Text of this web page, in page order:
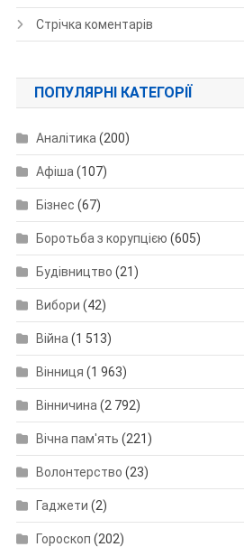
Стрічка коментарів
ПОПУЛЯРНІ КАТЕГОРІЇ
Аналітика (200)
Афіша (107)
Бізнес (67)
Боротьба з корупцією (605)
Будівництво (21)
Вибори (42)
Війна (1 513)
Вінниця (1 963)
Вінничина (2 792)
Вічна пам'ять (221)
Волонтерство (23)
Гаджети (2)
Гороскоп (202)